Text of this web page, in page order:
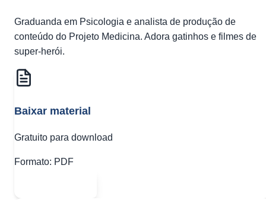
Graduanda em Psicologia e analista de produção de
conteúdo do Projeto Medicina. Adora gatinhos e filmes de
super-herói.
Baixar material
Gratuito para download
Formato: PDF